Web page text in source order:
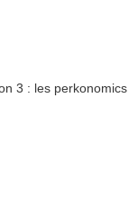
des magasins que